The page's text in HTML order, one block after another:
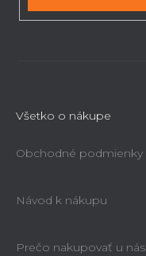
Všetko o nákupe
Obchodné podmienky
Návod k nákupu
Prečo nakupovať u nás